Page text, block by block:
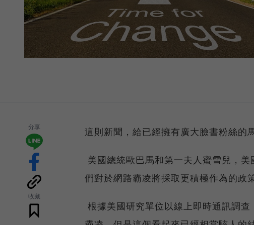
分享
收藏
這則新聞，給已經擁有廣大臉書粉絲的
美國總統歐巴馬和第一夫人蜜雪兒，
們對於網路霸凌將採取更積極作為的政
根據美國研究單位以線上即時通訊調